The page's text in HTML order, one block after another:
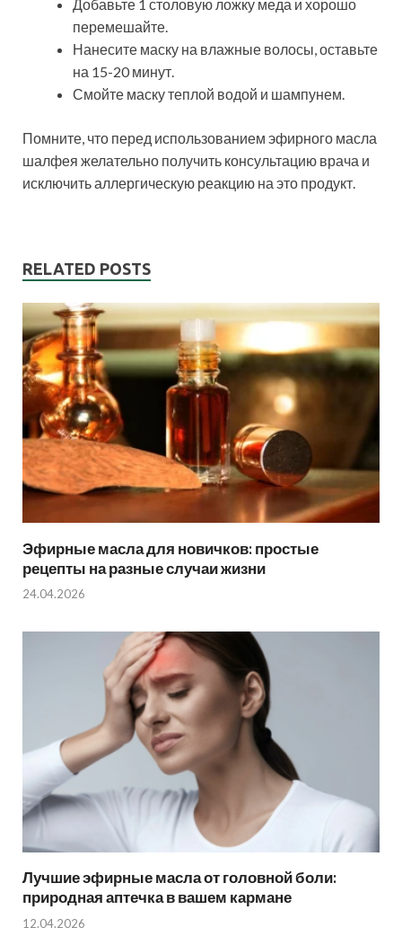
Добавьте 1 столовую ложку меда и хорошо
перемешайте.
Нанесите маску на влажные волосы, оставьте
на 15-20 минут.
Смойте маску теплой водой и шампунем.
Помните, что перед использованием эфирного масла
шалфея желательно получить консультацию врача и
исключить аллергическую реакцию на это продукт.
RELATED POSTS
Эфирные масла для новичков: простые
рецепты на разные случаи жизни
24.04.2026
Лучшие эфирные масла от головной боли:
природная аптечка в вашем кармане
12.04.2026